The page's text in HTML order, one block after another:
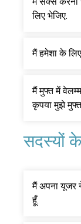
लिए भेजिए.
मैं हमेशा के
मैं मुफ्त में
कृपया मुझे
सदस्यों
मैं अपना यूजर
हूँ.